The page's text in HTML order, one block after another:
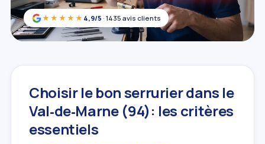
★★★★★ 4,9/5 · 1435 avis clients
Choisir le bon serrurier dans le
Val‑de‑Marne (94): les critères
essentiels